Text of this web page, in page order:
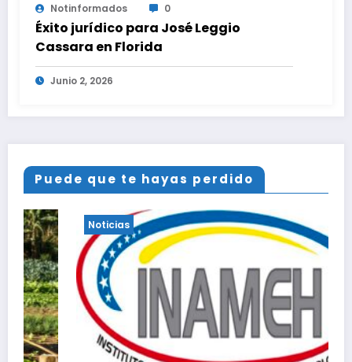
Notinformados 0
Éxito jurídico para José Leggio
Cassara en Florida
Junio 2, 2026
Puede que te hayas perdido
Noticias